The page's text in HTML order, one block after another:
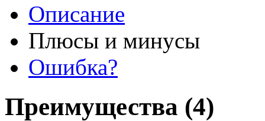
Описание
Плюсы и минусы
Ошибка?
Преимущества (4)